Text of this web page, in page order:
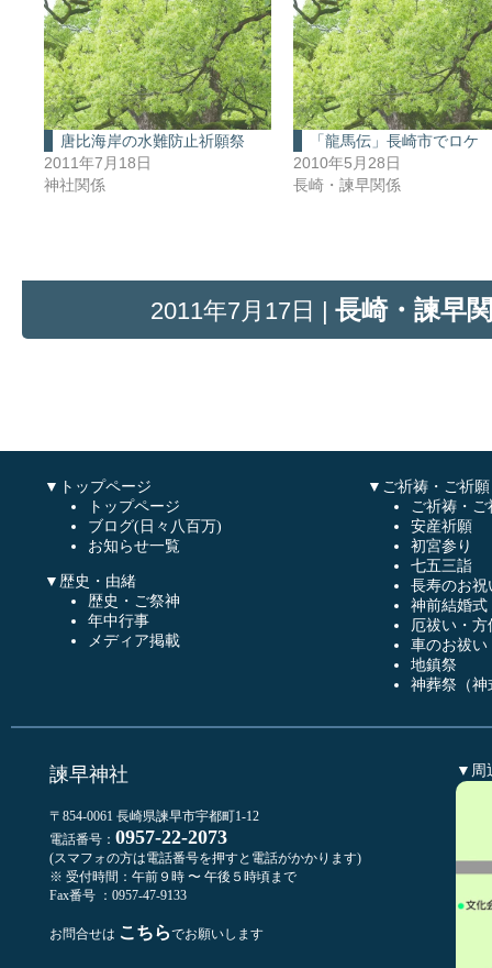
唐比海岸の水難防止祈願祭
2011年7月18日
神社関係
「龍馬伝」長崎市でロケ
2010年5月28日
長崎・諫早関係
2011年7月17日 | 長崎・諫早
▼トップページ
トップページ
ブログ(日々八百万)
お知らせ一覧
▼歴史・由緒
歴史・ご祭神
年中行事
メディア掲載
▼ご祈祷・ご祈願
ご祈祷・ご
安産祈願
初宮参り
七五三詣
長寿のお祝
神前結婚式
厄祓い・方
車のお祓い
地鎮祭
神葬祭（神
諫早神社
〒854-0061 長崎県諫早市宇都町1-12
電話番号： 0957-22-2073
(スマフォの方は電話番号を押すと電話がかかります)
※ 受付時間：午前９時 〜 午後５時頃まで
Fax番号 ：0957-47-9133
お問合せは こちらでお願いします
▼周